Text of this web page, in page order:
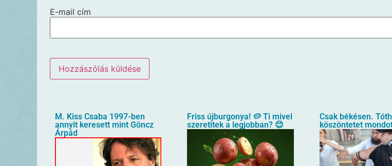
E-mail cím
M. Kiss Csaba 1997-ben
annyit keresett mint Göncz
Árpád
Friss újburgonya! 🥔 Ti mivel
szeretitek a legjobban? 😊
Csak békésen.
köszöntetet